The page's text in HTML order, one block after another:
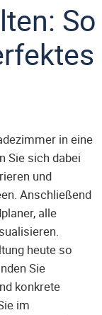
So
in eine
Sie sich dabei
und
Anschließend
alle
heute so
Sie
konkrete
im